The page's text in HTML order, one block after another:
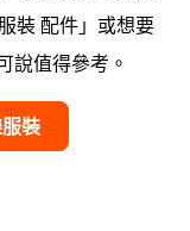
裝 配件」或想要
說值得參考。
裝